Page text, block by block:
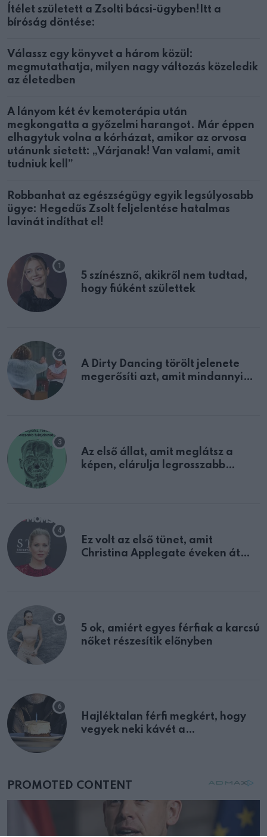
Ítélet született a Zsolti bácsi-ügyben!Itt a
bíróság döntése:
Válassz egy könyvet a három közül:
megmutathatja, milyen nagy változás közeledik
az életedben
A lányom két év kemoterápia után
megkongatta a győzelmi harangot. Már éppen
elhagytuk volna a kórházat, amikor az orvosa
utánunk sietett: „Várjanak! Van valami, amit
tudniuk kell”
Robbanhat az egészségügy egyik legsúlyosabb
ügye: Hegedűs Zsolt feljelentése hatalmas
lavinát indíthat el!
5 színésznő, akikről nem tudtad,
hogy fiúként születtek
A Dirty Dancing törölt jelenete
megerősíti azt, amit mindannyian
Az első állat, amit meglátsz a
képen, elárulja legrosszabb
Ez volt az első tünet, amit
Christina Applegate éveken át
5 ok, amiért egyes férfiak a karcsú
nőket részesítik előnyben
Hajléktalan férfi megkért, hogy
vegyek neki kávét a